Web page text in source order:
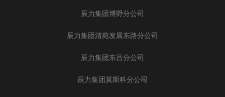
辰力集团博野分公司
辰力集团清苑发展东路分公司
辰力集团东吕分公司
辰力集团莫斯科分公司